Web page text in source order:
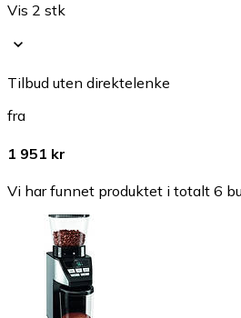
Vis 2 stk
Tilbud uten direktelenke
fra
1 951 kr
Vi har funnet produktet i totalt 6